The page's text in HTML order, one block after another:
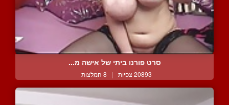
סרט פורנו ביתי של אישה מ...
20893 צפיות | 8 המלצות